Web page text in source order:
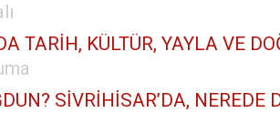
TARİH, KÜLTÜR, YAYLA VE
SİVRİHİSAR’DA, NEREDE